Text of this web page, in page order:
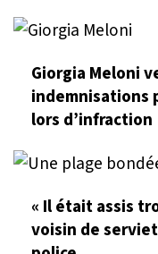
Giorgia Meloni
indemnisations
lors d’infraction
« Il était assis
voisin de